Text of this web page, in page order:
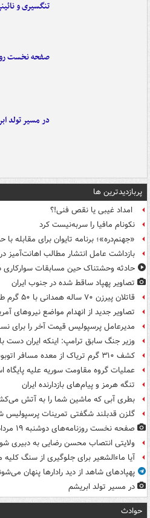
تنگسیری و
صفحه نخست
در مسیر تولد
پربازدیدترین ها
امداد غیبی یا نقص فنی!؟
نکونام مافیا را سربه‌نیست کرد
«جهنم‌دره»؛ برنامه تایوان برای مقابله
بازداشت عامل انتشار مطالب اهانت‌آمیز
حادثه وحشتناک حین مسابقات سوارکاری
تصاویر پهپاد ساقط شده در جنوب ایران
قاتلان پیرزن ۷۰ ساله همدانی با ۵۰ گرم طلا دستگیر شدند
تصاویر جدید از انهدام مواضع نیروهای
مدیرعامل پرسپولیس قیمت آخر را برای
وزیر جنگ سابق ترامپ: اینکه ایران دست
کشف ۳۱۰ گرم تریاک از معده مسافر اتوبوس در قاینات
عملیات گروه مقاومت سوریه علیه پایگاه
تنگه هرمز و پیام‌های بازدارنده ایران
بطری آبی که ماشین شما را به آتش
گلزن قدبلند شگفتی تمرینات پرسپولیس
صفحه نخست روزنامه‌های دوشنبه ۱۹ مرداد ۱۴۰۵
ولایتی انتصاب محسن رضایی به دبیری
آیا ماءالشعیر برای جلوگیری از سنگ
پهپادهای شاهد از دید رادارها پنهان
در مسیر تولد ابریشم
حوادث